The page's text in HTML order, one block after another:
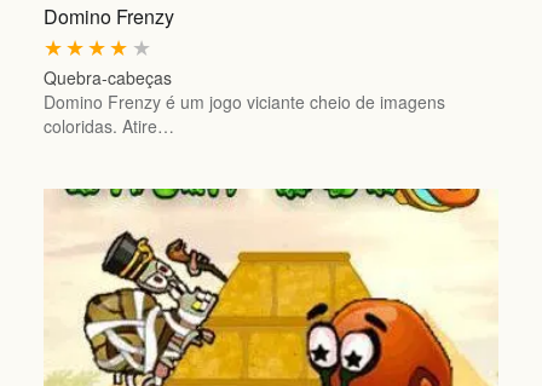
Domino Frenzy
★
★
★
★
★
Quebra-cabeças
Domino Frenzy é um jogo viciante cheio de imagens
coloridas. Atire…